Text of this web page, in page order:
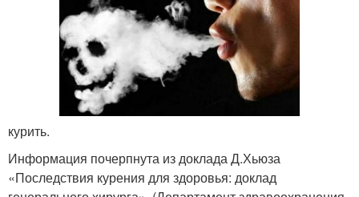
курить.
Информация почерпнута из доклада Д.Хьюза
«Последствия курения для здоровья: доклад